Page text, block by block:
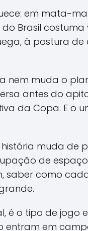
em mata-
Brasil
à postura
nem muda o
antes do
da Copa. E o
muda de
de
saber como
é o tipo de
entram em